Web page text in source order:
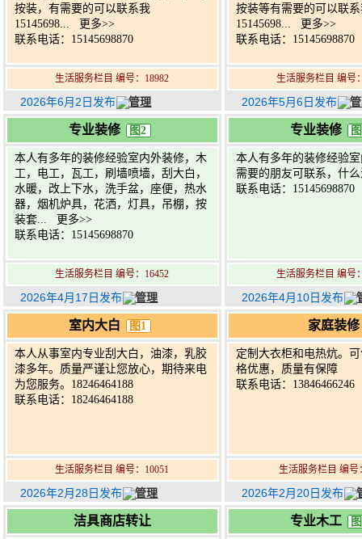
按装，有需要的可以联系我
15145698...
更多>>
联系电话：15145698870
生活服务栏目 编号：18982
2026年6月2日发布 管理
按装等有需要的可以联
15145698...
更多>>
联系电话：15145698870
生活服务栏目 编号
2026年5月6日发布
专业装修 图2
本人有多年的装修经验室内外装修，木
工，电工，瓦工，刷墙喷墙，刮大白，
水暖，改上下水，洗手盆，座便，热水
器，烟机炉具，花洒，灯具，吊棚，按
装套...
更多>>
联系电话：15145698870
生活服务栏目 编号：16452
2026年4月17日发布 管理
专业装修
本人有多年的装修经验
需要的朋友可联系，什
联系电话：15145698870
生活服务栏目 编号
2026年4月10日发布
室内大白 图1
本人从事室内专业刮大白，油漆，乳胶
漆多年。质量严谨让您放心，期待来电
为您服务。18246464188
联系电话：18246464188
生活服务栏目 编号：10051
2026年2月28日发布 管理
家庭装修
定制大衣柜和电热炕。
格优惠，质量有保障
联系电话：13846466246
生活服务栏目 编号
2026年2月20日发布
洁具商店转让 专业木工